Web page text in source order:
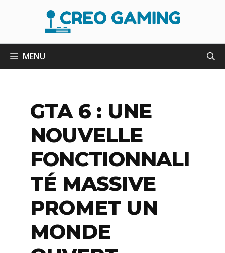
MENU
GTA 6 : UNE
NOUVELLE
FONCTIONNALI
TÉ MASSIVE
PROMET UN
MONDE